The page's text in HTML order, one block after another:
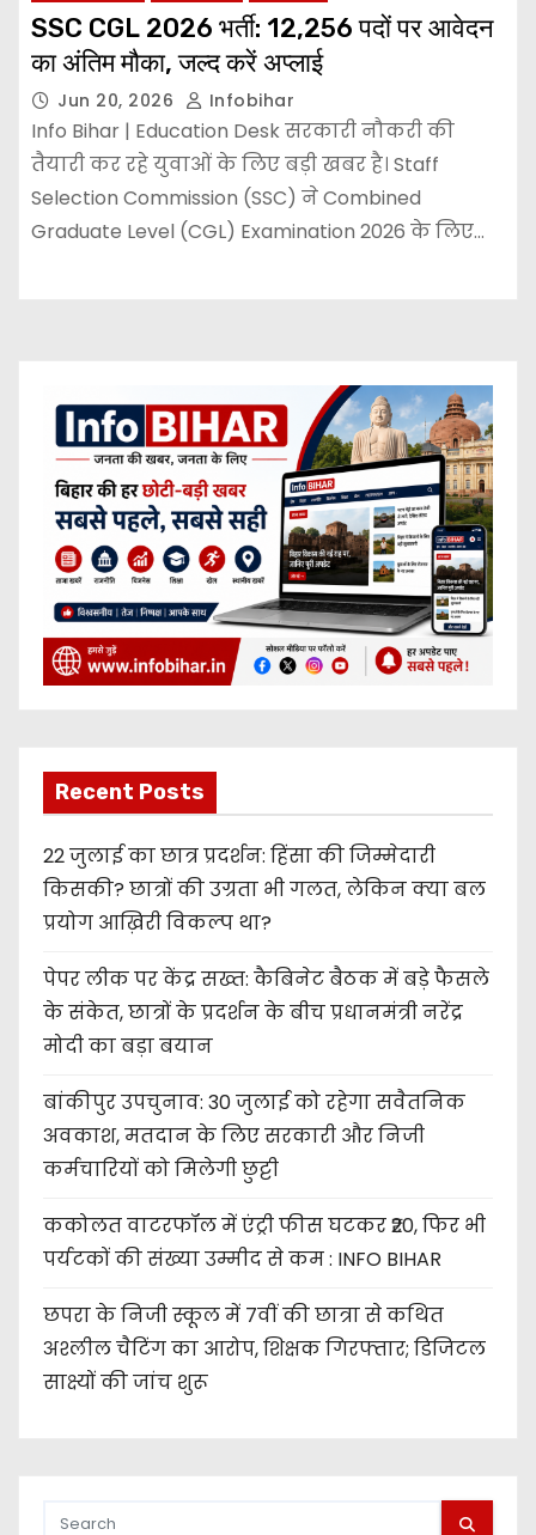
SSC CGL 2026 भर्ती: 12,256 पदों पर आवेदन
का अंतिम मौका, जल्द करें अप्लाई
Jun 20, 2026 Infobihar
Info Bihar | Education Desk सरकारी नौकरी की
तैयारी कर रहे युवाओं के लिए बड़ी खबर है। Staff
Selection Commission (SSC) ने Combined
Graduate Level (CGL) Examination 2026 के लिए…
Recent Posts
22 जुलाई का छात्र प्रदर्शन: हिंसा की जिम्मेदारी
किसकी? छात्रों की उग्रता भी गलत, लेकिन क्या बल
प्रयोग आख़िरी विकल्प था?
पेपर लीक पर केंद्र सख्त: कैबिनेट बैठक में बड़े फैसले
के संकेत, छात्रों के प्रदर्शन के बीच प्रधानमंत्री नरेंद्र
मोदी का बड़ा बयान
बांकीपुर उपचुनाव: 30 जुलाई को रहेगा सवैतनिक
अवकाश, मतदान के लिए सरकारी और निजी
कर्मचारियों को मिलेगी छुट्टी
ककोलत वाटरफॉल में एंट्री फीस घटकर ₹20, फिर भी
पर्यटकों की संख्या उम्मीद से कम : INFO BIHAR
छपरा के निजी स्कूल में 7वीं की छात्रा से कथित
अश्लील चैटिंग का आरोप, शिक्षक गिरफ्तार; डिजिटल
साक्ष्यों की जांच शुरू